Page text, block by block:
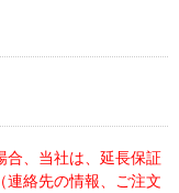
合、当社は、延長保証
連絡先の情報、ご注文